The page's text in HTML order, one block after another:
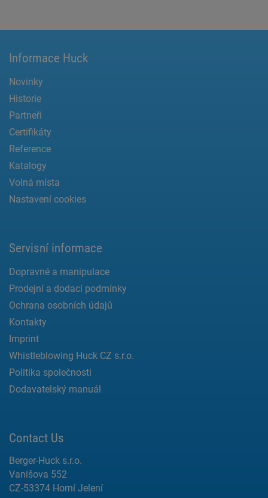
Informace Huck
Novinky
Historie
Partneři
Certifikáty
Reference
Katalogy
Volná místa
Nastavení cookies
Servisní informace
Dopravné a manipulace
Prodejní a dodací podmínky
Ochrana osobních údajů
Kontakty
Imprint
Whistleblowing Huck CZ s.r.o.
Politika společnosti
Dodavatelský manuál
Contact Us
Berger-Huck s.r.o.
Vanišova 552
CZ-53374 Horní Jelení